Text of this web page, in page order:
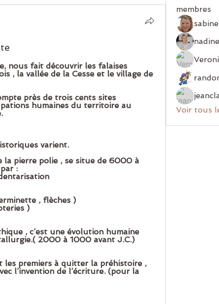
nous fait découvrir les falaises
, la vallée de la Cesse et le village de
près de trois cents sites
humaines du territoire au
.
varient.
la pierre polie , se situe de 6000 à
:
, flèches )
)
, c’est une évolution humaine
2000 à 1000 avant J.C.)
les premiers à quitter la préhistoire ,
l’invention de l’écriture. (pour la
membres
Voir tous